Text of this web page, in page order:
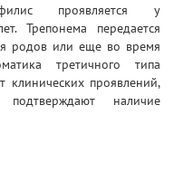
проявляется у
Трепонема передается
родов или еще во время
третичного типа
клинических проявлений,
наличие